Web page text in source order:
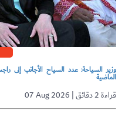
الماضية
07 Aug 2026 | قراءة 2 دقائق